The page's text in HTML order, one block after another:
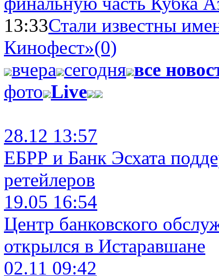
13:33Стали известны
Кинофест»(0)
вчера сегодня все
фото Live
28.12 13:57
ЕБРР и Банк Эсхата
ретейлеров
19.05 16:54
Центр банковского
открылся в Истаравшане
02.11 09:42